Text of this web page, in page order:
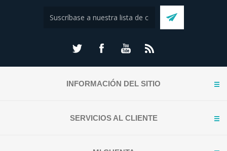
INFORMACIÓN DEL SITIO
SERVICIOS AL CLIENTE